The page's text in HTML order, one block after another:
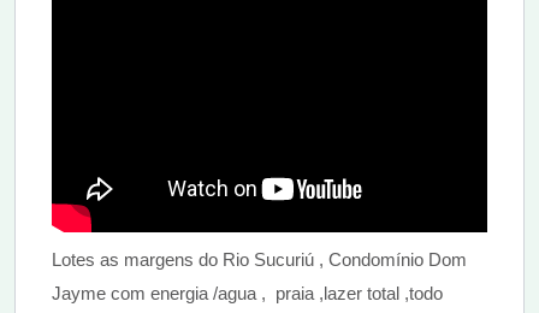
Lotes as margens do Rio Sucuriú , Condomínio Dom
Jayme com energia /agua , praia ,lazer total ,todo